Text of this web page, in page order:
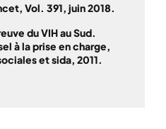
Vol. 391, juin 2018.
du VIH au Sud.
à la prise en charge,
et sida, 2011.